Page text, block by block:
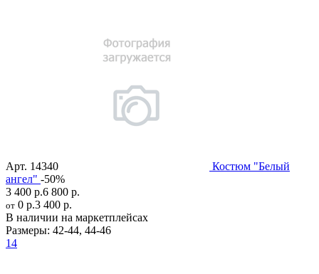
Арт. 14340
Костюм "Белый
ангел" -50%
3 400 р.6 800 р.
от 0 р.3 400 р.
В наличии на маркетплейсах
Размеры: 42-44, 44-46
14